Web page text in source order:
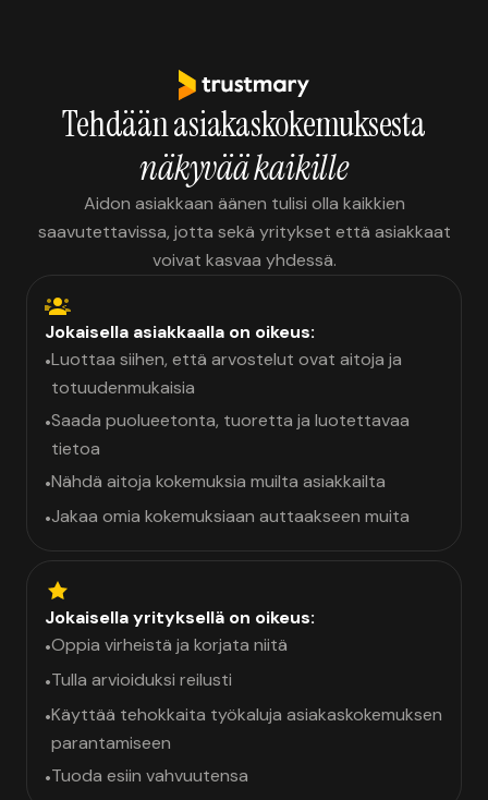
Tehdään asiakaskokemuksesta
näkyvää kaikille
Aidon asiakkaan äänen tulisi olla kaikkien
saavutettavissa, jotta sekä yritykset että asiakkaat
voivat kasvaa yhdessä.
Jokaisella asiakkaalla on oikeus:
•Luottaa siihen, että arvostelut ovat aitoja ja
totuudenmukaisia
•Saada puolueetonta, tuoretta ja luotettavaa
tietoa
•Nähdä aitoja kokemuksia muilta asiakkailta
•Jakaa omia kokemuksiaan auttaakseen muita
Jokaisella yrityksellä on oikeus:
•Oppia virheistä ja korjata niitä
•Tulla arvioiduksi reilusti
•Käyttää tehokkaita työkaluja asiakaskokemuksen
parantamiseen
•Tuoda esiin vahvuutensa